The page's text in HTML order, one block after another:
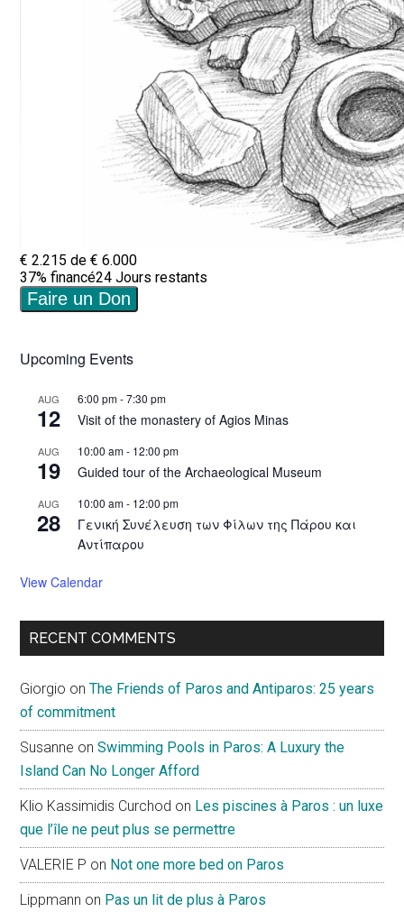
Upcoming Events
AUG
12
6:00 pm-7:30 pm
Visit of the monastery of Agios Minas
AUG
19
10:00 am- 12:00 pm
Guided tour of the Archaeological Museum
AUG
28
10:00 am- 12:00 pm
Γενική Συνέλευση των Φίλων της Πάρου και
Αντίπαρου
View Calendar
RECENT COMMENTS
Giorgio onThe Friends of Paros and Antiparos: 25 years
of commitment
Susanne onSwimming Pools in Paros: A Luxury the
Island Can No Longer Afford
Klio Kassimidis Curchod on Les piscines à Paros : un luxe
que l’île ne peut plus se permettre
VALERIE P on Not one more bed on Paros
Lippmann on Pas un lit de plus à Paros